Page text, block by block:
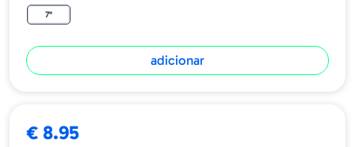
7"
adicionar
€ 8.95